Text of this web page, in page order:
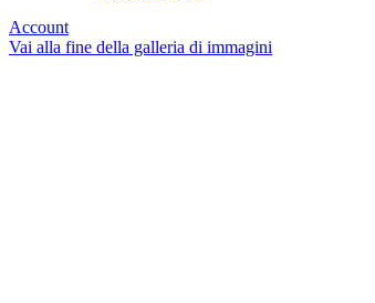
Account
Vai alla fine della galleria di immagini